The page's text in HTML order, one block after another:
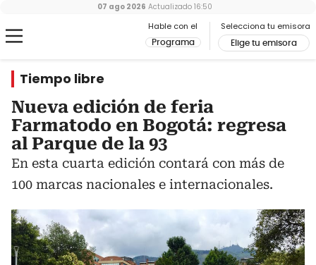
Hable con el
Programa
Selecciona tu emisora
Elige tu emisora
07 ago 2026 Actualizado 16:50
Tiempo libre
Nueva edición de feria
Farmatodo en Bogotá: regresa
al Parque de la 93
En esta cuarta edición contará con más de
100 marcas nacionales e internacionales.